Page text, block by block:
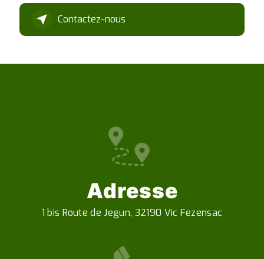
Contactez-nous
Adresse
1 bis Route de Jegun, 32190 Vic Fezensac